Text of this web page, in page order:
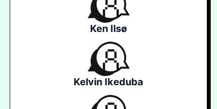
Ken Ilsø
Kelvin Ikeduba